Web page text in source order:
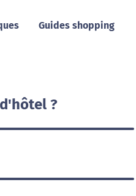
Guides shopping
?